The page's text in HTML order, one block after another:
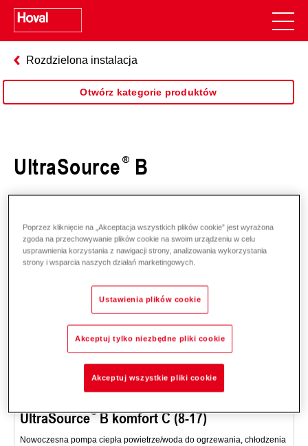
Rozdzielona instalacja
Otwórz kategorie produktów
UltraSource B
UltraSource B komfort C (8-17)
Nowoczesna pompa ciepła powietrze/woda do ogrzewania, chłodzenia
Poprzez kliknięcie na „Akceptacja wszystkich plików cookie” jest wyrażona
zgoda na przechowywanie plików cookie na swoim urządzeniu w celu
usprawnienia korzystania z nawigacji strony, analizowania wykorzystania
strony i wsparcia naszych działań marketingowych.
Ustawienia plików cookie
Akceptuj tylko niezbędne pliki cookie
Akceptuj wszystkie pliki cookie